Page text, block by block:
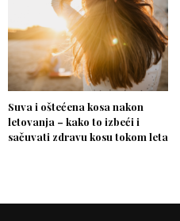
Suva i oštećena kosa nakon
letovanja – kako to izbeći i
sačuvati zdravu kosu tokom leta